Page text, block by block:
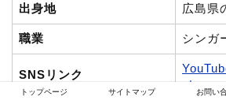
出身地 広島県
職業 シンガ
SNSリンク
stagram
トップページ サイトマップ お問い